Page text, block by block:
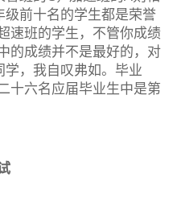
前十名的学生都是荣誉
速班的学生，不管你成绩
的成绩并不是最好的，对
，我自叹弗如。毕业
十六名应届毕业生中是第